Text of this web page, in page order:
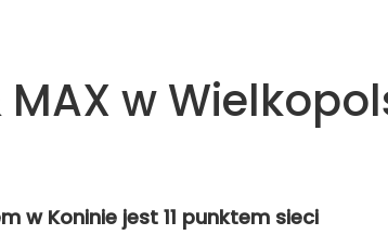
MAX w
w Koninie jest 11 punktem sieci